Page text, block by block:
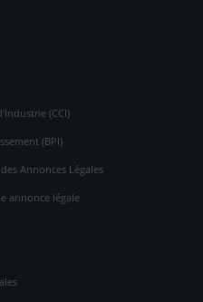
(CCI)
(BPI)
Annonces Légales
annonce légale